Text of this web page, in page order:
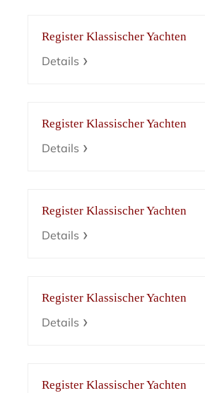
Register Klassischer Yachten
Details
Register Klassischer Yachten
Details
Register Klassischer Yachten
Details
Register Klassischer Yachten
Details
Register Klassischer Yachten